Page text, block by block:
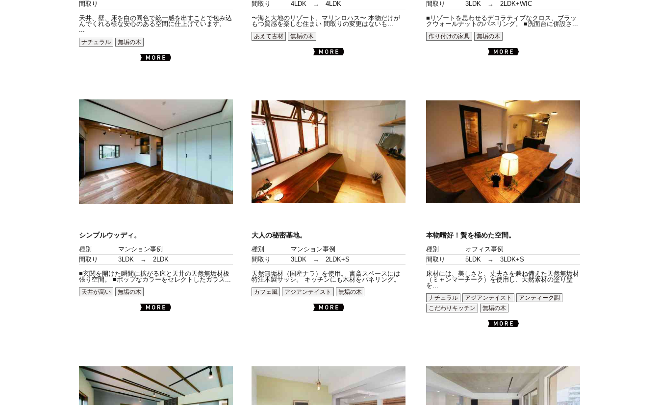
間取り
天井、壁、床を白の同色で統一感を出すことで包み込
んでくれる様な安心のある空間に仕上げています。
...
ナチュラル
無垢の木
間取り
4LDK → 4LDK
〜海と大地のリゾート、マリンロハス〜 本物だけが
もつ質感を楽しむ住まい 間取りの変更はないも...
あえて古材
無垢の木
間取り
3LDK → 2LDK+WIC
■リゾートを思わせるデコラティブなクロス、ブラッ
クウォールナットのパネリング。 ■洗面台に併設さ...
作り付けの家具
無垢の木
シンプルウッディ。
種別
マンション事例
間取り
3LDK → 2LDK
■玄関を開けた瞬間に拡がる床と天井の天然無垢材板
張り空間。 ■ポップなカラーをセレクトしたガラス...
天井が高い
無垢の木
大人の秘密基地。
種別
マンション事例
間取り
3LDK → 2LDK+S
天然無垢材（国産ナラ）を使用。 書斎スペースには
特注木製サッシ。 キッチンにも木材をパネリング。
カフェ風
アジアンテイスト 無垢の木
本物嗜好！贅を極めた空間。
種別
オフィス事例
間取り
5LDK → 3LDK+S
床材には、美しさと、丈夫さを兼ね備えた天然無垢材
（ミャンマーチーク）を使用し、天然素材の塗り壁
を...
ナチュラル
アジアンテイスト
アンティーク調
こだわりキッチン
無垢の木